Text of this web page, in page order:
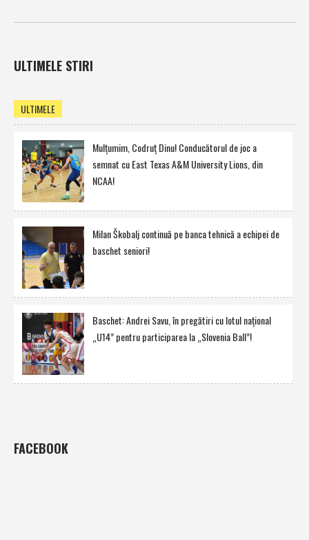
ULTIMELE STIRI
ULTIMELE
Mulţumim, Codruţ Dinu! Conducătorul de joc a
semnat cu East Texas A&M University Lions, din
NCAA!
Milan Škobalj continuă pe banca tehnică a echipei de
baschet seniori!
Baschet: Andrei Savu, în pregătiri cu lotul naţional
„U14” pentru participarea la „Slovenia Ball”!
FACEBOOK